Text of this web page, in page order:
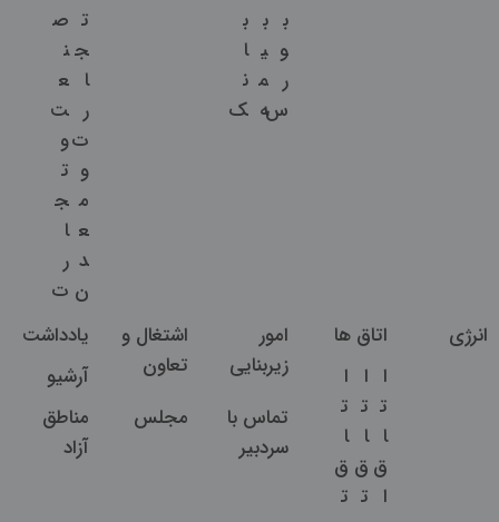
ب
و
ر
س
ب
ی
م
ه
ب
ا
ن
ک
ت
ج
ا
ر
ت
و
م
ع
د
ن
ص
ن
ع
ت
و
ت
ج
ا
ر
ت
انرژی
اتاق ها
ا
ت
ا
ق
ا
ا
ت
ا
ق
ت
ا
ت
ا
ق
ت
امور
زیربنایی
اشتغال و
تعاون
یادداشت
آرشیو
تماس با
سردبیر
مجلس
مناطق
آزاد